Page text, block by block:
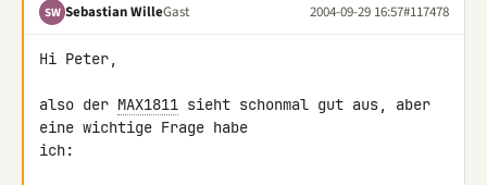
SW Sebastian WilleGast 2004-09-29 16:57#117478
Hi Peter,
also der MAX1811 sieht schonmal gut aus, aber
eine wichtige Frage habe
ich: